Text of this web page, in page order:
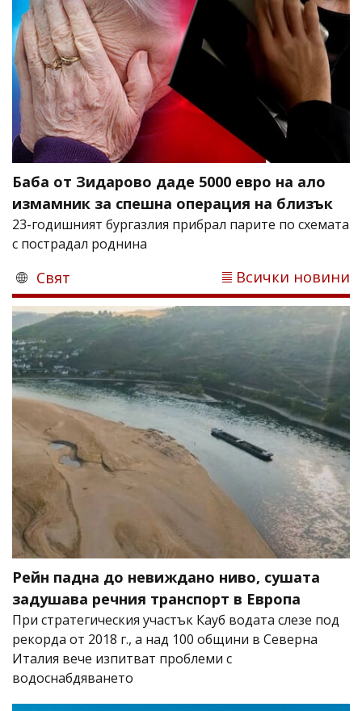
Баба от Зидарово даде 5000 евро на ало
измамник за спешна операция на близък
23-годишният бургазлия прибрал парите по схемата
с пострадал роднина
Свят Всички новини
Рейн падна до невиждано ниво, сушата
задушава речния транспорт в Европа
При стратегическия участък Кауб водата слезе под
рекорда от 2018 г., а над 100 общини в Северна
Италия вече изпитват проблеми с
водоснабдяването